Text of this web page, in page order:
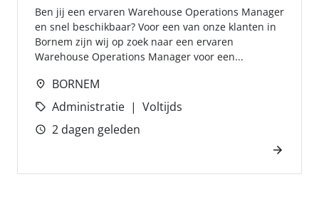
Ben jij een ervaren Warehouse Operations Manager
en snel beschikbaar? Voor een van onze klanten in
Bornem zijn wij op zoek naar een ervaren
Warehouse Operations Manager voor een...
BORNEM
Administratie
Voltijds
2 dagen geleden